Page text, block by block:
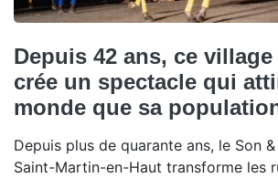
Depuis 42 ans, ce
crée un spectacle qui
monde que sa
Depuis plus de quarante ans, le Son
Saint-Martin-en-Haut transforme les